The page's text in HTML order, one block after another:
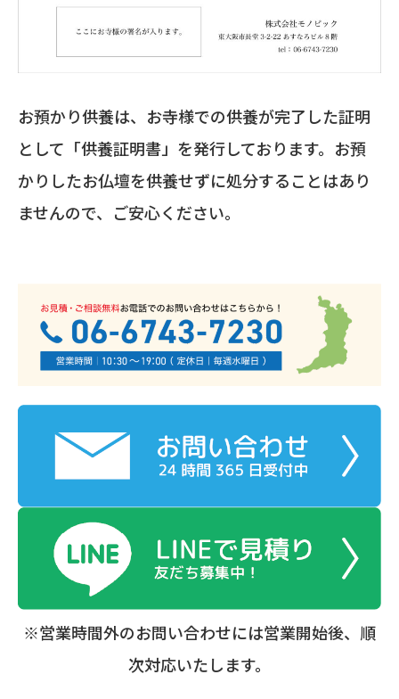
お預かり供養は、お寺様での供養が完了した証明
として「供養証明書」を発行しております。お預
かりしたお仏壇を供養せずに処分することはあり
ませんので、ご安心ください。
※営業時間外のお問い合わせには営業開始後、順
次対応いたします。